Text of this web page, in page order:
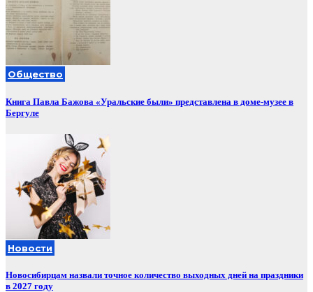
Общество
Книга Павла Бажова «Уральские были» представлена в доме-музее в
Бергуле
Новости
Новосибирцам назвали точное количество выходных дней на праздники
в 2027 году